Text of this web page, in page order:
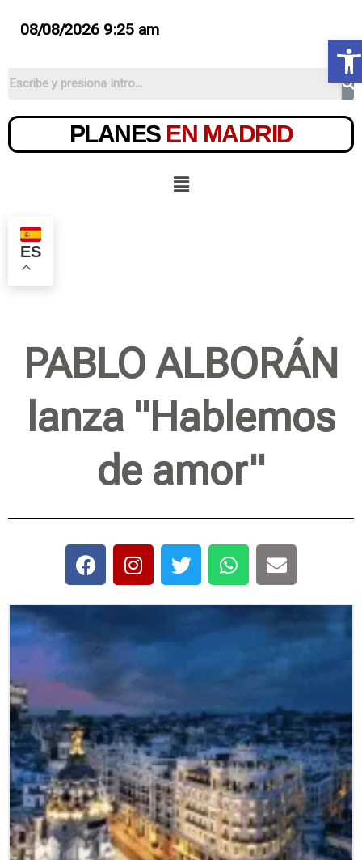
08/08/2026 9:25 am
PLANES EN MADRID
ES
PABLO ALBORÁN
lanza "Hablemos
de amor"